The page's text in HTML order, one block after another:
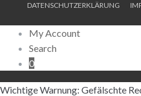
DATENSCHUTZERKLÄRUNG
My Account
Search
0
Wichtige Warnung: Gefälschte